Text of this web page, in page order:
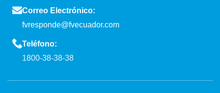
Correo Electrónico:
fvresponde@fvecuador.com
Teléfono:
1800-38-38-38